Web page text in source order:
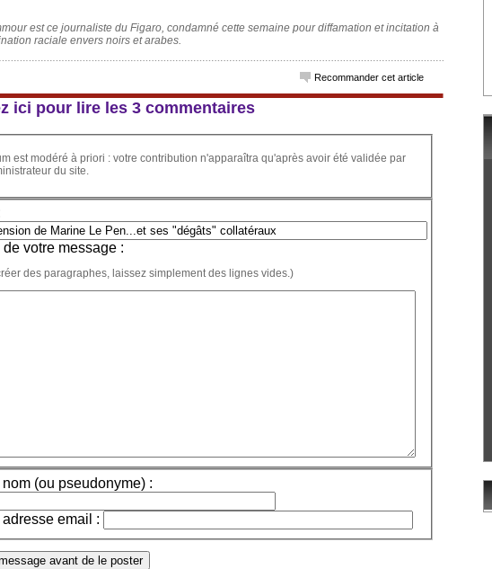
est ce journaliste du Figaro, condamné cette semaine pour diffamation et incitation à
raciale envers noirs et arabes.
Recommander cet article
ici pour lire les 3 commentaires
est modéré à priori : votre contribution n'apparaîtra qu'après avoir été validée par
du site.
de votre message :
des paragraphes, laissez simplement des lignes vides.)
nom (ou pseudonyme) :
adresse email :